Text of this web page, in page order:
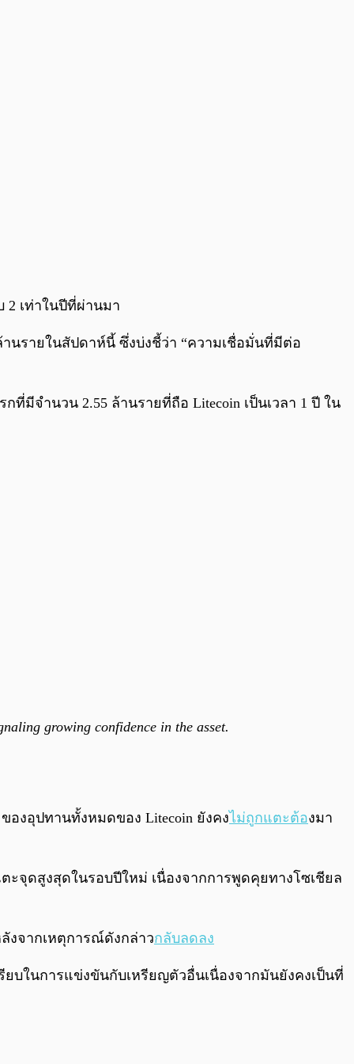
2 เท่าในปีที่ผ่านมา
านรายในสัปดาห์นี้ ซึ่งบ่งชี้ว่า “ความเชื่อมั่นที่มีต่อ
มีจำนวน 2.55 ล้านรายที่ถือ Litecoin เป็นเวลา 1 ปี ใน
growing confidence in the asset.
องอุปทานทั้งหมดของ Litecoin ยังคงไม่ถูกแตะต้องมา
ะจุดสูงสุดในรอบปีใหม่ เนื่องจากการพูดคุยทางโซเชียล
งจากเหตุการณ์ดังกล่าวกลับลดลง
ยบในการแข่งขันกับเหรียญตัวอื่นเนื่องจากมันยังคงเป็นที่